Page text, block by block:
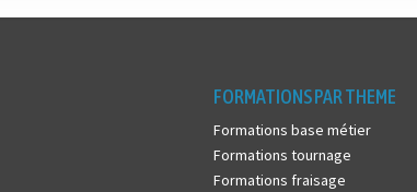
FORMATIONS PAR THEME
Formations base métier
Formations tournage
Formations fraisage